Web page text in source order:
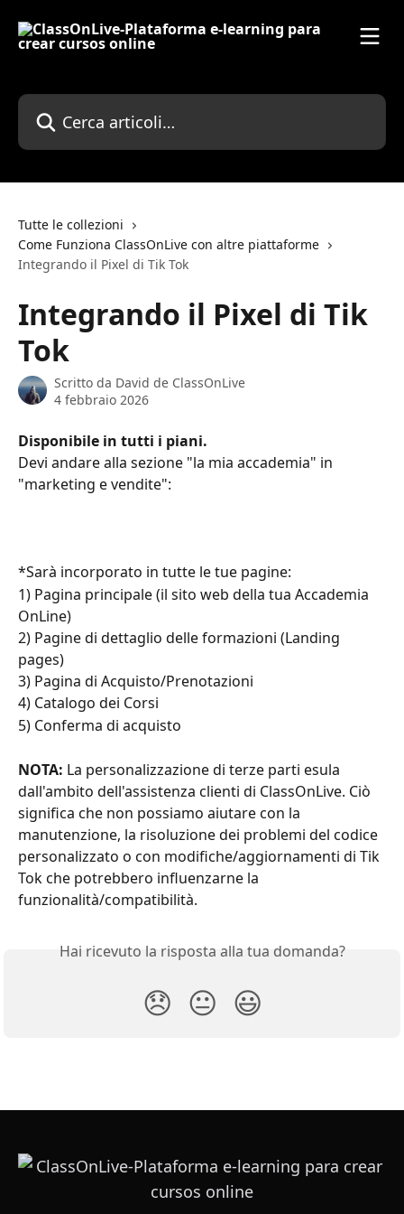
Cerca articoli…
Tutte le collezioni
Come Funziona ClassOnLive con altre piattaforme
Integrando il Pixel di Tik Tok
Integrando il Pixel di Tik
Tok
Scritto da David de ClassOnLive
4 febbraio 2026
Disponibile in tutti i piani.
Devi andare alla sezione "la mia accademia" in
"marketing e vendite":
*Sarà incorporato in tutte le tue pagine:
1) Pagina principale (il sito web della tua Accademia
OnLine)
2) Pagine di dettaglio delle formazioni (Landing
pages)
3) Pagina di Acquisto/Prenotazioni
4) Catalogo dei Corsi
5) Conferma di acquisto
NOTA: La personalizzazione di terze parti esula
dall'ambito dell'assistenza clienti di ClassOnLive. Ciò
significa che non possiamo aiutare con la
manutenzione, la risoluzione dei problemi del codice
personalizzato o con modifiche/aggiornamenti di Tik
Tok che potrebbero influenzarne la
funzionalità/compatibilità.
Hai ricevuto la risposta alla tua domanda?
😞 😐 😃